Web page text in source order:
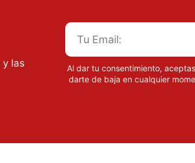
y las
Al dar tu consentimiento,
darte de baja en cualquier